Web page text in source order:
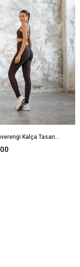
Kadın Kahverengi Kalça Tasarımlı Tayt